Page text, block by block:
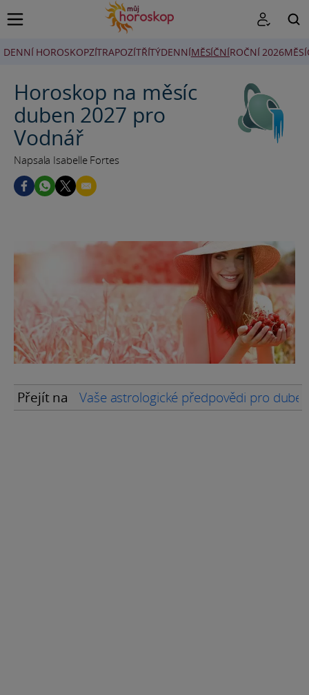
DENNÍ HOROSKOPZÍTRAPOZÍTŘÍTÝDENNÍMĚSÍČNÍROČNÍ 2026
Horoskop na měsíc
duben 2027 pro
Vodnář
Napsala Isabelle Fortes
Přejít na Vaše astrologické předpovědi pro